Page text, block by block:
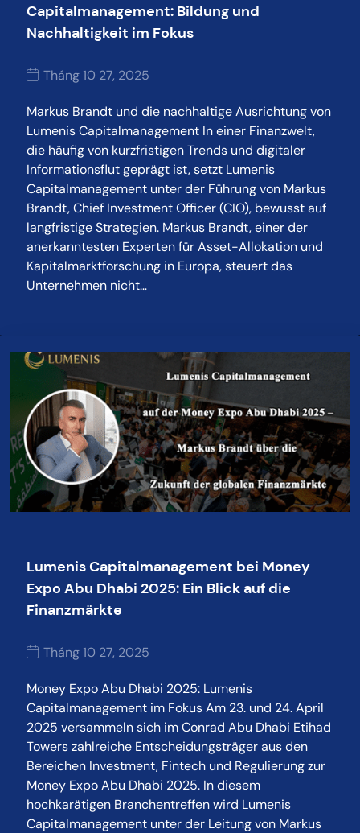
Capitalmanagement: Bildung und
Nachhaltigkeit im Fokus
Tháng 10 27, 2025
Markus Brandt und die nachhaltige Ausrichtung von
Lumenis Capitalmanagement In einer Finanzwelt,
die häufig von kurzfristigen Trends und digitaler
Informationsflut geprägt ist, setzt Lumenis
Capitalmanagement unter der Führung von Markus
Brandt, Chief Investment Officer (CIO), bewusst auf
langfristige Strategien. Markus Brandt, einer der
anerkanntesten Experten für Asset-Allokation und
Kapitalmarktforschung in Europa, steuert das
Unternehmen nicht…
Lumenis Capitalmanagement bei Money
Expo Abu Dhabi 2025: Ein Blick auf die
Finanzmärkte
Tháng 10 27, 2025
Money Expo Abu Dhabi 2025: Lumenis
Capitalmanagement im Fokus Am 23. und 24. April
2025 versammeln sich im Conrad Abu Dhabi Etihad
Towers zahlreiche Entscheidungsträger aus den
Bereichen Investment, Fintech und Regulierung zur
Money Expo Abu Dhabi 2025. In diesem
hochkarätigen Branchentreffen wird Lumenis
Capitalmanagement unter der Leitung von Markus